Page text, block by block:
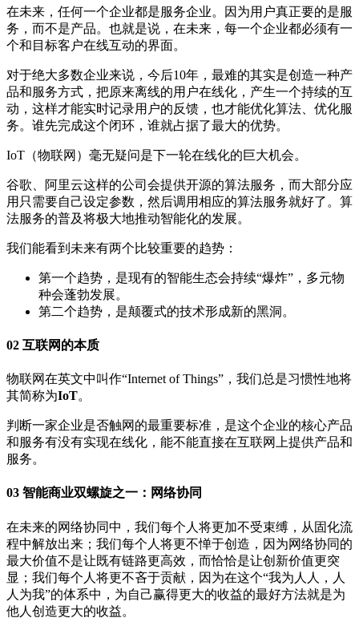
在未来，任何一个企业都是服务企业。因为用户真正要的是服
务，而不是产品。也就是说，在未来，每一个企业都必须有一
个和目标客户在线互动的界面。
对于绝大多数企业来说，今后10年，最难的其实是创造一种产
品和服务方式，把原来离线的用户在线化，产生一个持续的互
动，这样才能实时记录用户的反馈，也才能优化算法、优化服
务。谁先完成这个闭环，谁就占据了最大的优势。
IoT（物联网）毫无疑问是下一轮在线化的巨大机会。
谷歌、阿里云这样的公司会提供开源的算法服务，而大部分应
用只需要自己设定参数，然后调用相应的算法服务就好了。算
法服务的普及将极大地推动智能化的发展。
我们能看到未来有两个比较重要的趋势：
第一个趋势，是现有的智能生态会持续“爆炸”，多元物
种会蓬勃发展。
第二个趋势，是颠覆式的技术形成新的黑洞。
02 互联网的本质
物联网在英文中叫作“Internet of Things”，我们总是习惯性地将
其简称为IoT。
判断一家企业是否触网的最重要标准，是这个企业的核心产品
和服务有没有实现在线化，能不能直接在互联网上提供产品和
服务。
03 智能商业双螺旋之一：网络协同
在未来的网络协同中，我们每个人将更加不受束缚，从固化流
程中解放出来；我们每个人将更不惮于创造，因为网络协同的
最大价值不是让既有链路更高效，而恰恰是让创新价值更突
显；我们每个人将更不吝于贡献，因为在这个“我为人人，人
人为我”的体系中，为自己赢得更大的收益的最好方法就是为
他人创造更大的收益。